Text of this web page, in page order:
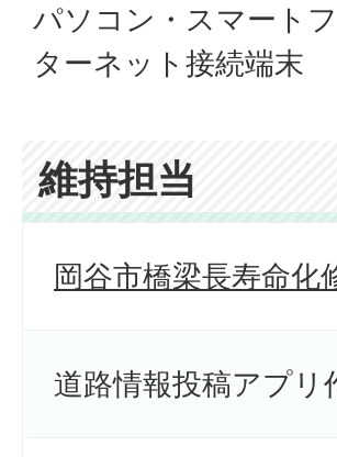
パソコン・スマート
ターネット接続端末
維持担当
岡谷市橋梁長寿命
道路情報投稿アプリ